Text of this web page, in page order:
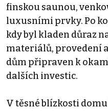
finskou saunou,
luxusními prvky. Po
kdy byl kladen důraz
materiálů, provedení
dům připraven k
dalších investic.
V těsné blízkosti